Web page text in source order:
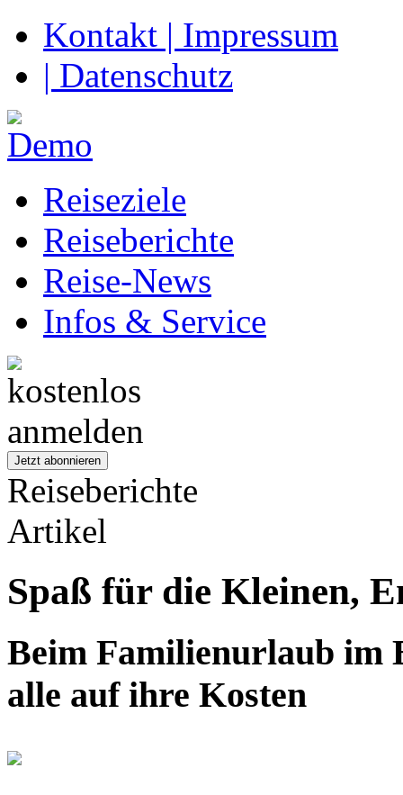
Kontakt | Impressum
| Datenschutz
Reiseziele
Reiseberichte
Reise-News
Infos & Service
Reiseberichte
Artikel
Spaß für die Kleinen,
Beim Familienurlaub im
alle auf ihre Kosten